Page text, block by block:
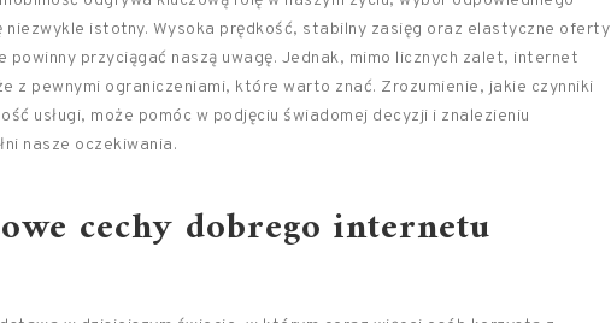
istotny. Wysoka prędkość, stabilny zasięg oraz elastyczne oferty
przyciągać naszą uwagę. Jednak, mimo licznych zalet, internet
z pewnymi ograniczeniami, które warto znać. Zrozumienie, jakie czynniki
usługi, może pomóc w podjęciu świadomej decyzji i znalezieniu
nasze oczekiwania.
cechy dobrego internetu